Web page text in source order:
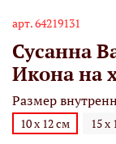
арт.64219131
Сусанна
Икона на
Размер
10 х 12 см 15 х